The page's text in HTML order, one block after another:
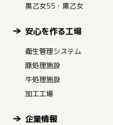
黒乙女55・黒乙女
安心を作る工場
衛生管理システム
豚処理施設
牛処理施設
加工工場
企業情報